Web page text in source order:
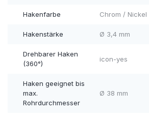
Hakenfarbe Chrom / Nickel
Hakenstärke Ø 3,4 mm
Drehbarer Haken
(360°)
icon-yes
Haken geeignet bis
max.
Rohrdurchmesser
Ø 38 mm